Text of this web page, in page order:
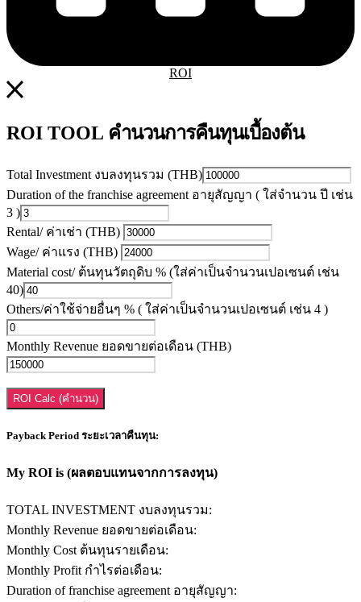
ROI
ROI TOOL คำนวนการคืนทุนเบื้องต้น
Total Investment งบลงทุนรวม (THB)
Duration of the franchise agreement อายุสัญญา ( ใส่จำนวน ปี เช่น
3 )
Rental/ ค่าเช่า (THB)
Wage/ ค่าแรง (THB)
Material cost/ ต้นทุนวัตถุดิบ % (ใส่ค่าเป็นจำนวนเปอเซนต์ เช่น
40)
Others/ค่าใช้จ่ายอื่นๆ % ( ใส่ค่าเป็นจำนวนเปอเซนต์ เช่น 4 )
Monthly Revenue ยอดขายต่อเดือน (THB)
ROI Calc (คำนวน)
Payback Period ระยะเวลาคืนทุน:
My ROI is (ผลตอบแทนจากการลงทุน)
TOTAL INVESTMENT งบลงทุนรวม:
Monthly Revenue ยอดขายต่อเดือน:
Monthly Cost ต้นทุนรายเดือน:
Monthly Profit กำไรต่อเดือน:
Duration of franchise agreement อายุสัญญา: